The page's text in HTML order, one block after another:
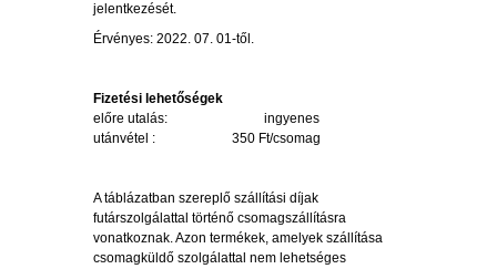
jelentkezését.
Érvényes: 2022. 07. 01-től.
Fizetési lehetőségek
előre utalás: ingyenes
utánvétel : 350 Ft/csomag
A táblázatban szereplő szállítási díjak
futárszolgálattal történő csomagszállításra
vonatkoznak. Azon termékek, amelyek szállítása
csomagküldő szolgálattal nem lehetséges